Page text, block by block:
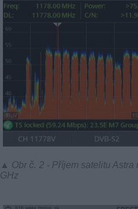
▲ Obr č. 2 - Příjem satelitu Astra
GHz